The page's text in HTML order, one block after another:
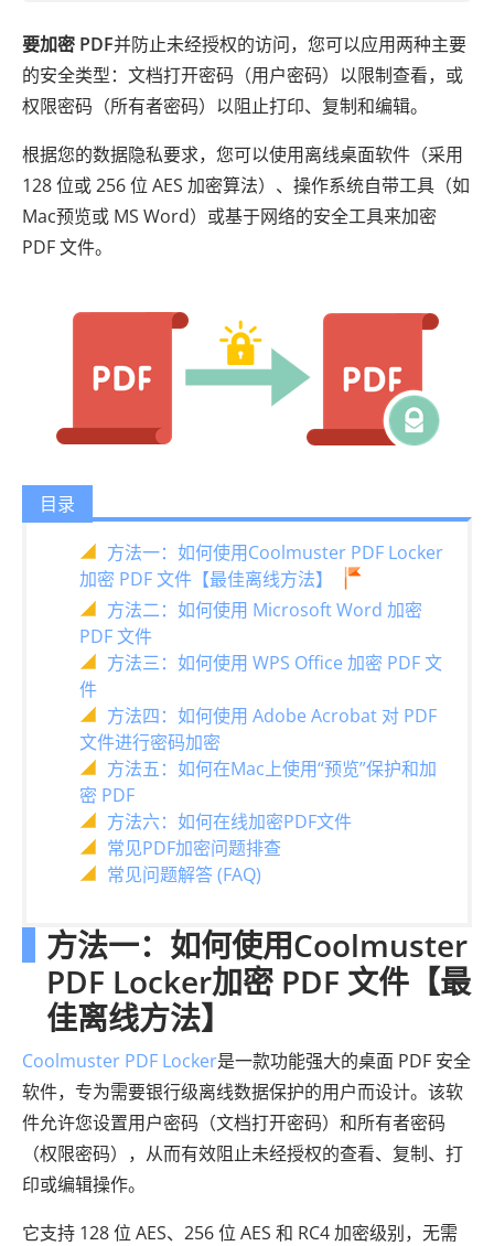
要加密 PDF并防止未经授权的访问，您可以应用两种主要
的安全类型：文档打开密码（用户密码）以限制查看，或
权限密码（所有者密码）以阻止打印、复制和编辑。
根据您的数据隐私要求，您可以使用离线桌面软件（采用
128 位或 256 位 AES 加密算法）、操作系统自带工具（如
Mac预览或 MS Word）或基于网络的安全工具来加密
PDF 文件。
目录
方法一：如何使用Coolmuster PDF Locker
加密 PDF 文件【最佳离线方法】
方法二：如何使用 Microsoft Word 加密
PDF 文件
方法三：如何使用 WPS Office 加密 PDF 文
件
方法四：如何使用 Adob​​e Acrobat 对 PDF
文件进行密码加密
方法五：如何在Mac上使用“预览”保护和加
密 PDF
方法六：如何在线加密PDF文件
常见PDF加密问题排查
常见问题解答 (FAQ)
方法一：如何使用Coolmuster
PDF Locker加密 PDF 文件【最
佳离线方法】
Coolmuster PDF Locker是一款功能强大的桌面 PDF 安全
软件，专为需要银行级离线数据保护的用户而设计。该软
件允许您设置用户密码（文档打开密码）和所有者密码
（权限密码），从而有效阻止未经授权的查看、复制、打
印或编辑操作。
它支持 128 位 AES、256 位 AES 和 RC4 加密级别，无需